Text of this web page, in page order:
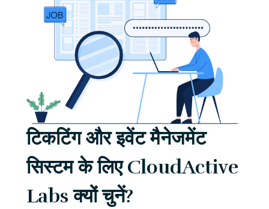
टिकटिंग और इवेंट मैनेजमेंट
सिस्टम के लिए CloudActive
Labs क्यों चुनें?